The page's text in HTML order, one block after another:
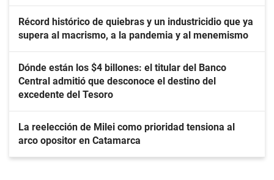
Récord histórico de quiebras y un industricidio que ya
supera al macrismo, a la pandemia y al menemismo
Dónde están los $4 billones: el titular del Banco
Central admitió que desconoce el destino del
excedente del Tesoro
La reelección de Milei como prioridad tensiona al
arco opositor en Catamarca